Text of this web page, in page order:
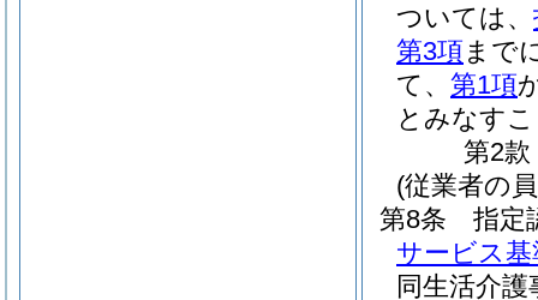
ついては、
第3項 まで
て、 第1項
とみなす
第2款
(従業者の
第8条
指定
サービス
同生活介